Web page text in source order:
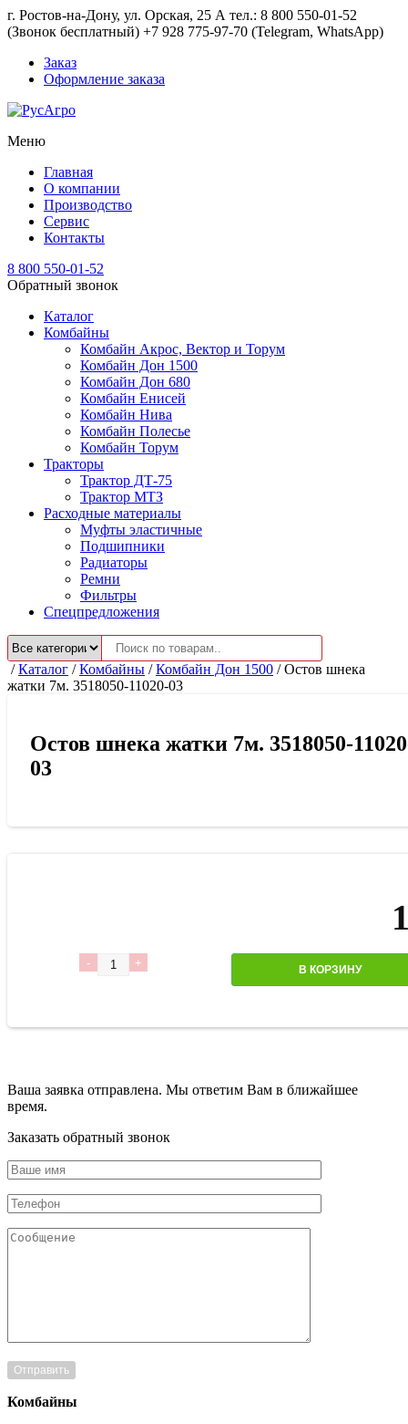
г. Ростов-на-Дону, ул. Орская, 25 А тел.: 8 800 550-01-52
(Звонок бесплатный) +7 928 775-97-70 (Telegram, WhatsApp)
Заказ
Оформление заказа
Меню
Главная
О компании
Производство
Сервис
Контакты
8 800 550-01-52
Обратный звонок
Каталог
Комбайны
Комбайн Акрос, Вектор и Торум
Комбайн Дон 1500
Комбайн Дон 680
Комбайн Енисей
Комбайн Нива
Комбайн Полесье
Комбайн Торум
Тракторы
Трактор ДТ-75
Трактор МТЗ
Расходные материалы
Муфты эластичные
Подшипники
Радиаторы
Ремни
Фильтры
Спецпредложения
/Каталог /Комбайны /Комбайн Дон 1500 /Остов шнека
жатки 7м. 3518050-11020-03
Остов шнека жатки 7м. 3518050-
03
Количество
В КОРЗИНУ
Ваша заявка отправлена. Мы ответим Вам в ближайшее
время.
Заказать обратный звонок
Комбайны